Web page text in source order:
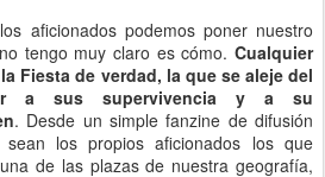
aficionados podemos poner nuestro
tengo muy claro es cómo. Cualquier
Fiesta de verdad, la que se aleje del
a sus supervivencia y a su
. Desde un simple fanzine de difusión
los propios aficionados los que
de las plazas de nuestra geografía,